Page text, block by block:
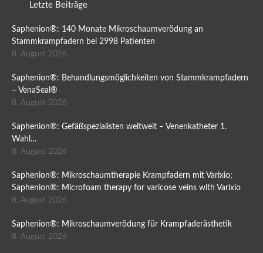
Letzte Beiträge
Saphenion®: 140 Monate Mikroschaumverödung an
Stammkrampfadern bei 2998 Patienten
8. August 2026
Saphenion®: Behandlungsmöglichkeiten von Stammkrampfadern
– VenaSeal®
8. August 2026
Saphenion®: Gefäßspezialisten weltweit – Venenkatheter 1.
Wahl…
8. August 2026
Saphenion®: Mikroschaumtherapie Krampfadern mit Varixio;
Saphenion®: Microfoam therapy for varicose veins with Varixio
8. August 2026
Saphenion®: Mikroschaumverödung für Krampfaderästhetik
8. August 2026